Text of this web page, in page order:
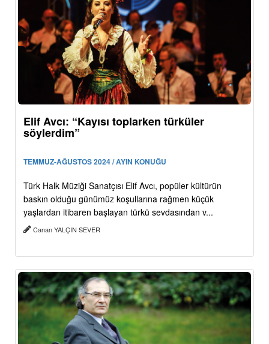
Elif Avcı: “Kayısı toplarken türküler
söylerdim”
TEMMUZ-AĞUSTOS 2024 / AYIN KONUĞU
Türk Halk Müziği Sanatçısı Elif Avcı, popüler kültürün
baskın olduğu günümüz koşullarına rağmen küçük
yaşlardan itibaren başlayan türkü sevdasından v...
Canan YALÇIN SEVER